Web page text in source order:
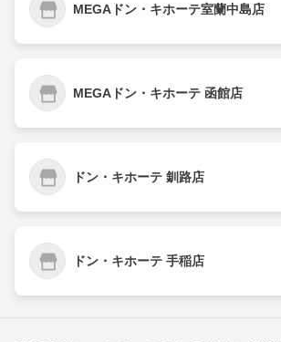
MEGAドン・キホーテ室蘭中島店
MEGAドン・キホーテ 函館店
ドン・キホーテ 釧路店
ドン・キホーテ 手稲店